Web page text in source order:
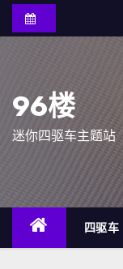
至
96楼
迷你四驱车主题站
四驱车